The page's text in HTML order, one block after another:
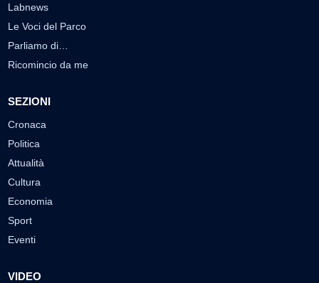
Labnews
Le Voci del Parco
Parliamo di…
Ricomincio da me
SEZIONI
Cronaca
Politica
Attualità
Cultura
Economia
Sport
Eventi
VIDEO